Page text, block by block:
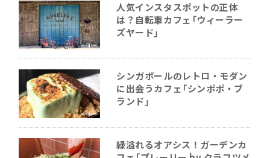
人気インスタスポットの正体
は？自転車カフェ「ウィーラー
ズヤード」
シンガポールのレトロ・モダン
に出会うカフェ「シンポポ・ブ
ランド」
緑溢れるオアシス！ガーデンカ